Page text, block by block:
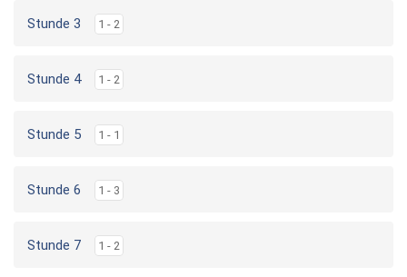
Stunde 3 1 - 2
Stunde 4 1 - 2
Stunde 5 1 - 1
Stunde 6 1 - 3
Stunde 7 1 - 2